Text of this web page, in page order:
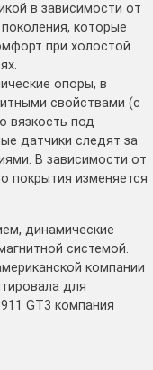
в зависимости от
которые
при холостой
опоры, в
свойствами (с
вязкость под
датчики следят за
В зависимости от
покрытия изменяется
динамические
системой.
компании
для
GT3 компания